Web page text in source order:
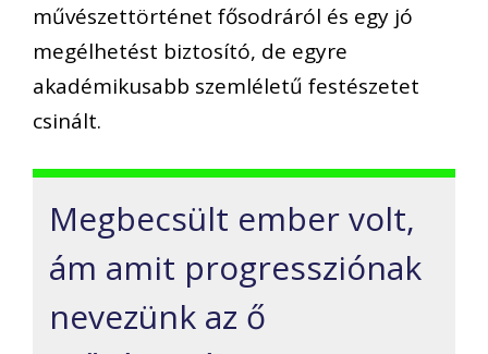
művészettörténet fősodráról és egy jó
megélhetést biztosító, de egyre
akadémikusabb szemléletű festészetet
csinált.
Megbecsült ember volt,
ám amit progressziónak
nevezünk az ő